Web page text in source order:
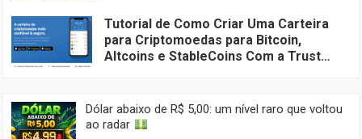
Tutorial de Como Criar Uma Carteira
para Criptomoedas para Bitcoin,
Altcoins e StableCoins Com a Trust
Dólar abaixo de R$ 5,00: um nível raro que voltou
ao radar